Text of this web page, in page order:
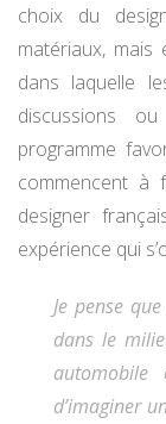
choix du
matériaux, mais
dans laquelle
discussions
programme
commencent à
designer
expérience qui
Je pense
dans le
automobile
d’imaginer